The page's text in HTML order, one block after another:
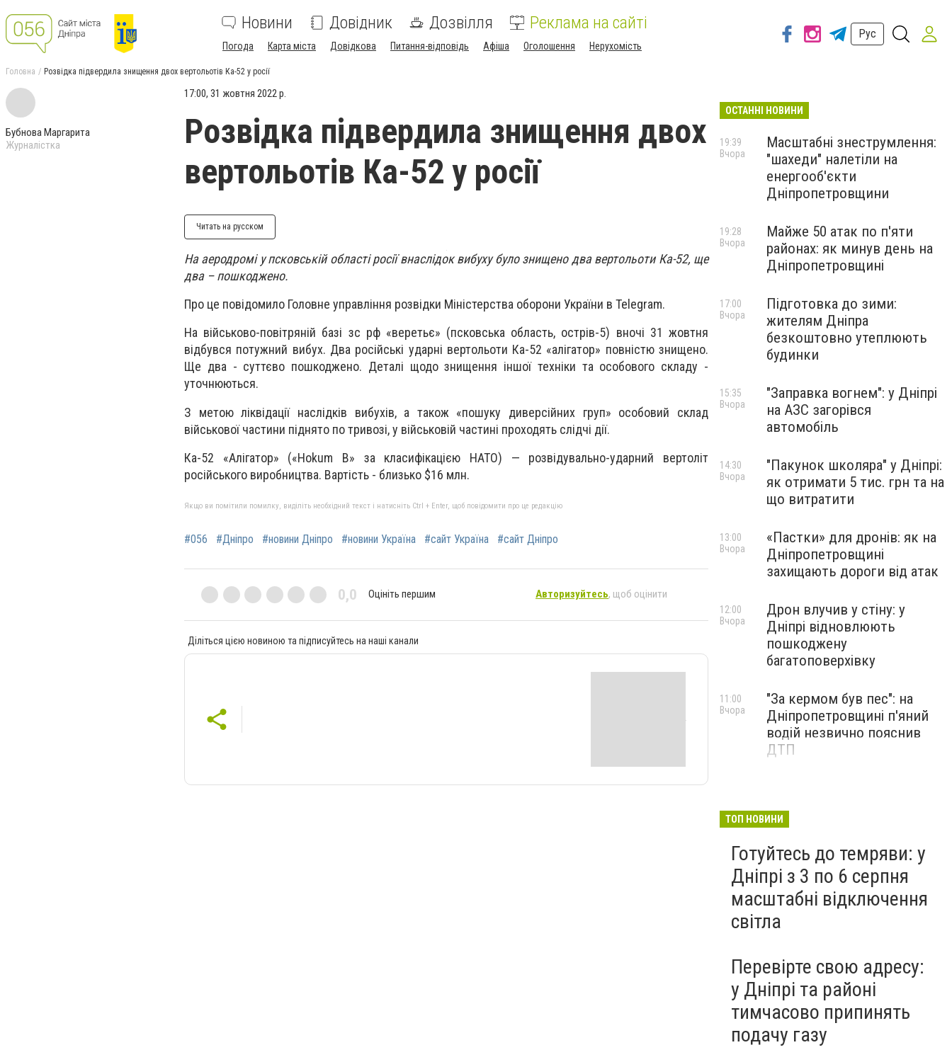
Новини Довідник Дозвілля Реклама на сайті
Погода Карта міста Довідкова Питання-відповідь Афіша Оголошення Нерухомість
Рус
Головна Розвідка підвердила знищення двох вертольотів Ка-52 у росії
Бубнова Маргарита
Журналістка
17:00, 31 жовтня 2022 р.
Розвідка підвердила знищення двох
вертольотів Ка-52 у росії
Читать на русском
На аеродромі у псковській області росії внаслідок вибуху було знищено два вертольоти Ка-52, ще
два – пошкоджено.
Про це повідомило Головне управління розвідки Міністерства оборони України в Telegram.
На військово-повітряній базі зс рф «веретьє» (псковська область, острів-5) вночі 31 жовтня
відбувся потужний вибух. Два російські ударні вертольоти Ка-52 «алігатор» повністю знищено.
Ще два - суттєво пошкоджено. Деталі щодо знищення іншої техніки та особового складу -
уточнюються.
З метою ліквідації наслідків вибухів, а також «пошуку диверсійних груп» особовий склад
військової частини піднято по тривозі, у військовій частині проходять слідчі дії.
Ка-52 «Алігатор» («Hokum B» за класифікацією НАТО) — розвідувально-ударний вертоліт
російського виробництва. Вартість - близько $16 млн.
Якщо ви помітили помилку, виділіть необхідний текст і натисніть Ctrl + Enter, щоб повідомити про це редакцію
#056 #Дніпро #новини Дніпро #новини Україна #сайт Україна #сайт Дніпро
0,0 Оцініть першим Авторизуйтесь, щоб оцінити
Діліться цією новиною та підписуйтесь на наші канали
ОСТАННІ НОВИНИ
Масштабні знеструмлення:
"шахеди" налетіли на
енергооб'єкти
Дніпропетровщини
19:39
Вчора
Майже 50 атак по п'яти
районах: як минув день на
Дніпропетровщині
19:28
Вчора
Підготовка до зими:
жителям Дніпра
безкоштовно утеплюють
будинки
17:00
Вчора
"Заправка вогнем": у Дніпрі
на АЗС загорівся
автомобіль
15:35
Вчора
"Пакунок школяра" у Дніпрі:
як отримати 5 тис. грн та на
що витратити
14:30
Вчора
«Пастки» для дронів: як на
Дніпропетровщині
захищають дороги від атак
13:00
Вчора
Дрон влучив у стіну: у
Дніпрі відновлюють
пошкоджену
багатоповерхівку
12:00
Вчора
"За кермом був пес": на
Дніпропетровщині п'яний
водій незвично пояснив
ДТП
11:00
Вчора
ТОП НОВИНИ
Готуйтесь до темряви: у
Дніпрі з 3 по 6 серпня
масштабні відключення
світла
Перевірте свою адресу:
у Дніпрі та районі
тимчасово припинять
подачу газу